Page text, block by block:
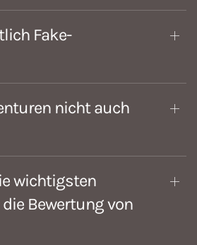
Fake-
nicht auch
wichtigsten
Bewertung von